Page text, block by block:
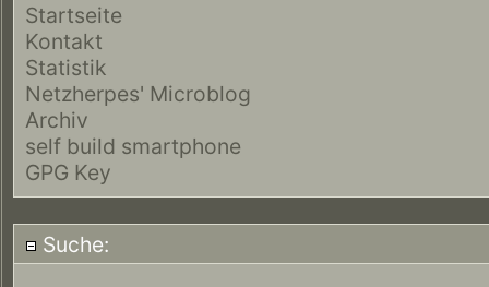
Startseite
Kontakt
Statistik
Netzherpes' Microblog
Archiv
self build smartphone
GPG Key
Suche: